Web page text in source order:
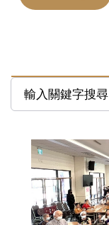
輸入關鍵字搜尋